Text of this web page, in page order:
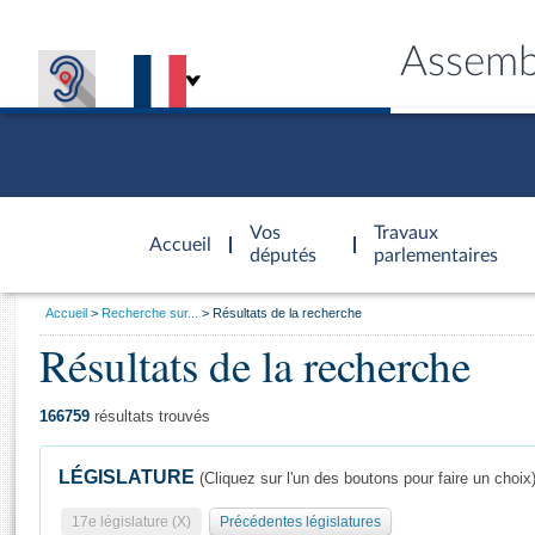
Accueil
d'accueil
Vos
députés
Travaux
parlementaires
Général
Vous
Accueil Recherche sur... Résultats de la recherche
Résultats de la recherche
166759 résultats trouvés
LÉGISLATURE (Cliquez sur l'un des boutons pour faire un choix)
17e législature (X) Précédentes législatures